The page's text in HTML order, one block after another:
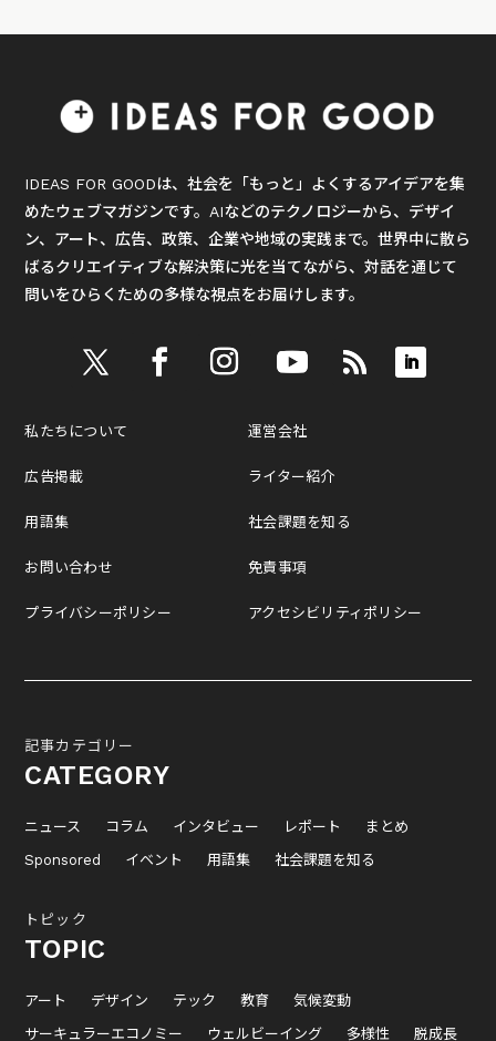
IDEAS FOR GOODは、社会を「もっと」よくするアイデアを集
めたウェブマガジンです。AIなどのテクノロジーから、デザイ
ン、アート、広告、政策、企業や地域の実践まで。世界中に散ら
ばるクリエイティブな解決策に光を当てながら、対話を通じて
問いをひらくための多様な視点をお届けします。
私たちについて
広告掲載
用語集
お問い合わせ
プライバシーポリシー
運営会社
ライター紹介
社会課題を知る
免責事項
アクセシビリティポリシー
記事カテゴリー
CATEGORY
ニュース コラム インタビュー レポート
まとめ
Sponsored
イベント 用語集 社会課題を知る
トピック
TOPIC
アート デザイン テック 教育
気候変動
サーキュラーエコノミー
ウェルビーイング 多様性 脱成長